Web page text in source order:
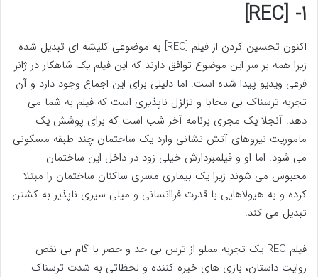
۱- [REC]
اکنون تحسین کردن از فیلم [REC] به موضوعی کلیشه ای تبدیل شده
زیرا همه بر سر این موضوع توافق دارند که این فیلم یک شاهکار در ژانر
فرعی ویدیو پیدا شده است. اما دلیلی برای این اجماع وجود دارد و آن
تجربه ترسناک بی محابا و تزلزل ناپذیری است که فیلم به شما می
دهد. آنجلا یک مجری برنامه آخر شب است که برای پوشش یک
ماموریت نیروهای آتش نشانی وارد یک ساختمان چند طبقه مسکونی
می شود. اما او و فیلمبردارش خیلی زود در داخل این ساختمان
محبوس می شوند زیرا یک بیماری مسری ساکنان ساختمان را مبتلا
کرده و به هیولاهایی با قدرت فراانسانی و میلی سیری ناپذیر به کشتن
تبدیل می کند.
فیلم REC یک تجربه مملو از ترس بی حد و حصر با گام بی نقص
روایت داستان، بازی های خیره کننده و لحظاتی به شدت ترسناک